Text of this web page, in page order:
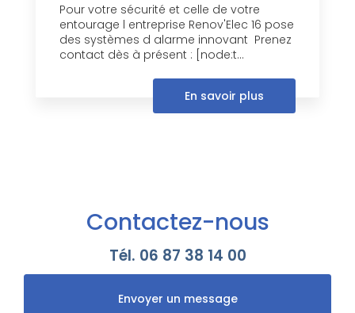
Pour votre sécurité et celle de votre
entourage l entreprise Renov'Elec 16 pose
des systèmes d alarme innovant Prenez
contact dès à présent : [node:t...
En savoir plus
Contactez-nous
Tél. 06 87 38 14 00
Envoyer un message